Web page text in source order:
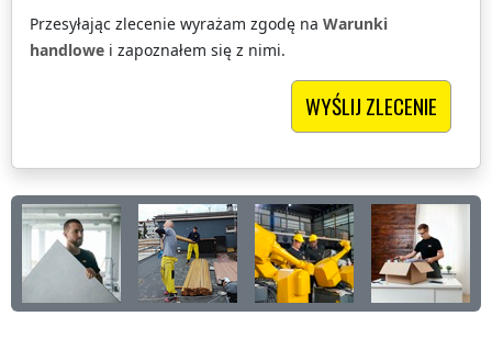
Przesyłając zlecenie wyrażam zgodę na Warunki
handlowe i zapoznałem się z nimi.